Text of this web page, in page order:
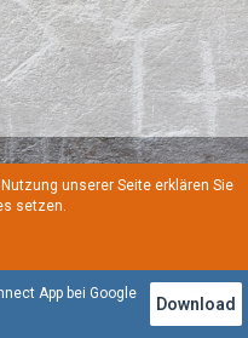
WoltLab Suite™
App bei Google
Download
unserer Seite erklären Sie
setzen.